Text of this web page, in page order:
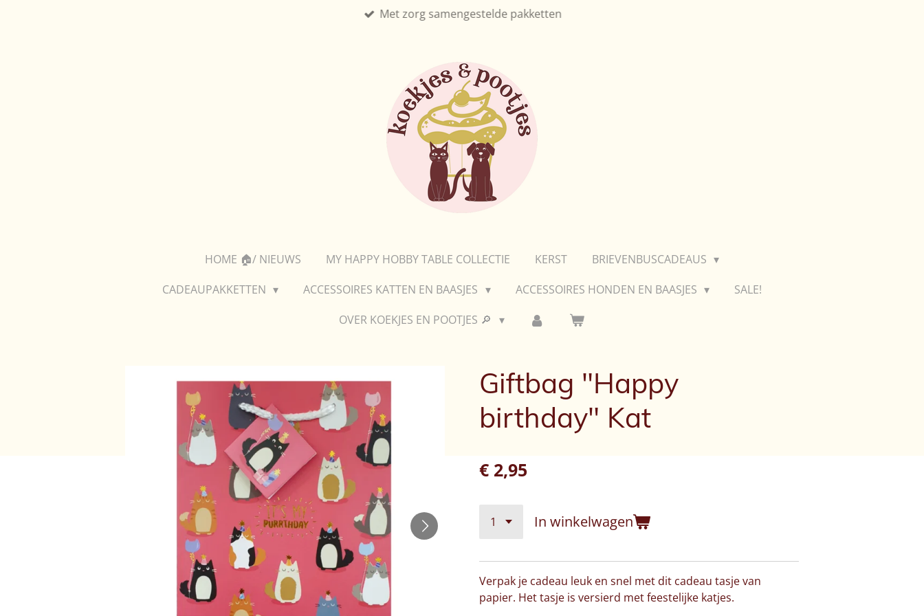
Met zorg samengestelde pakketten
HOME 🏠/ NIEUWS MY HAPPY HOBBY TABLE COLLECTIE KERST
BRIEVENBUSCADEAUS
CADEAUPAKKETTEN
ACCESSOIRES KATTEN EN BAASJES ACCESSOIRES HONDEN EN BAASJES
SALE!
OVER KOEKJES EN POOTJES 🔎
Giftbag "Happy
birthday" Kat
€ 2,95
In winkelwagen
Verpak je cadeau leuk en snel met dit cadeau tasje van
papier. Het tasje is versierd met feestelijke katjes.